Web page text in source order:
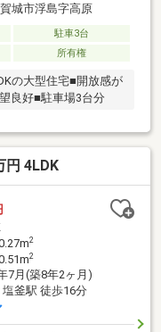
城市浮島字高原
駐車3台
所有権
の大型住宅■開放感が
良好■駐車場3台分
円 4LDK
2
2
7月(築8年2ヶ月)
釜駅 徒歩16分